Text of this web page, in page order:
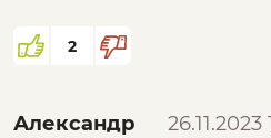
благодарю🙏Вы больше
2
Александр
26.11.2023